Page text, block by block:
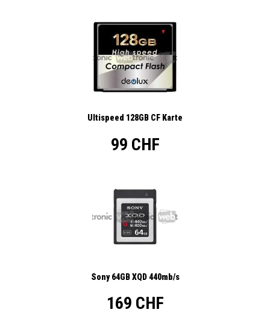
Ultispeed 128GB CF Karte
99 CHF
Sony 64GB XQD 440mb/s
169 CHF